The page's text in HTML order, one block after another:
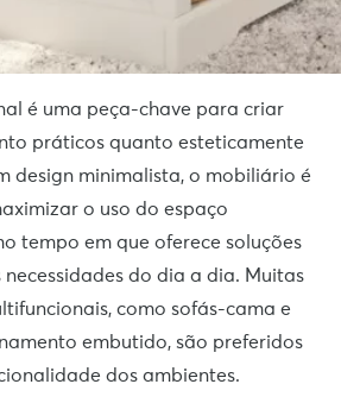
é uma peça-chave para criar
práticos quanto esteticamente
design minimalista, o mobiliário é
o uso do espaço
tempo em que oferece soluções
do dia a dia. Muitas
como sofás-cama e
embutido, são preferidos
dos ambientes.